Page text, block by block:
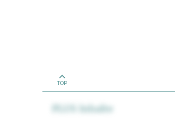
TOP
PLUS Inhalte